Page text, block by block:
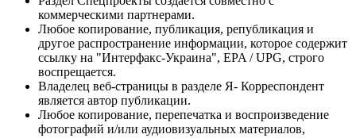
коммерческими партнерами.
Любое копирование, публикация, републикация и
другое распространение информации, которое содержит
ссылку на "Интерфакс-Украина", EPA / UPG, строго
воспрещается.
Владелец веб-страницы в разделе Я- Корреспондент
является автор публикации.
Любое копирование, перепечатка и воспроизведение
фотографий и/или аудиовизуальных материалов,